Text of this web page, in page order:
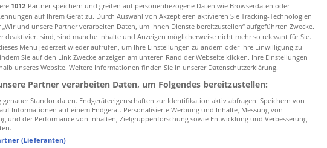
& WohnenMode & SchuheElektronikSportAuto, Motorrad & Zubehör
& Baby
1012-Partner speichern und greifen auf personenbezogene Daten wie Browserdaten oder
auf Ihrem Gerät zu. Durch Auswahl von Akzeptieren aktivieren Sie Tracking-Technologien
und unsere Partner verarbeiten Daten, um Ihnen Dienste bereitzustellen“ aufgeführten Zwecke.
deaktiviert sind, sind manche Inhalte und Anzeigen möglicherweise nicht mehr so relevant für Sie.
Menü jederzeit wieder aufrufen, um Ihre Einstellungen zu ändern oder Ihre Einwilligung zu
Sie auf den Link Zwecke anzeigen am unteren Rand der Webseite klicken. Ihre Einstellungen
unseres Website. Weitere Informationen finden Sie in unserer Datenschutzerklärung.
Partner verarbeiten Daten, um Folgendes bereitzustellen:
genauer Standortdaten. Endgeräteeigenschaften zur Identifikation aktiv abfragen. Speichern von
Informationen auf einem Endgerät. Personalisierte Werbung und Inhalte, Messung von
und der Performance von Inhalten, Zielgruppenforschung sowie Entwicklung und Verbesserung
(Lieferanten)